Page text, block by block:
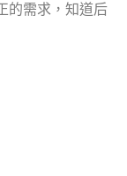
的需求，知道后